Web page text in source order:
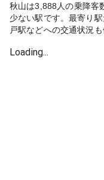
秋山は3,888人の乗降客
少ない駅です。最寄り
戸駅などへの交通状況
Loading...